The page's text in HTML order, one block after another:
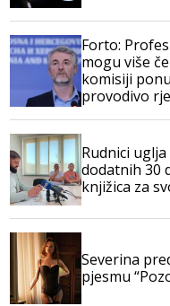
Forto:
mogu više
komisiji
provodivo
Rudnici
dodatnih 30
knjižica za
Severina
pjesmu